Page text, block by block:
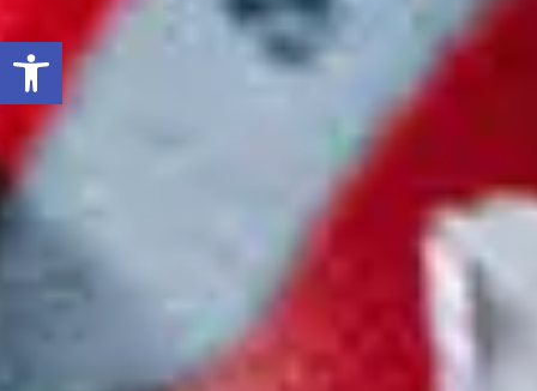
Ouvrir la barre d’outils